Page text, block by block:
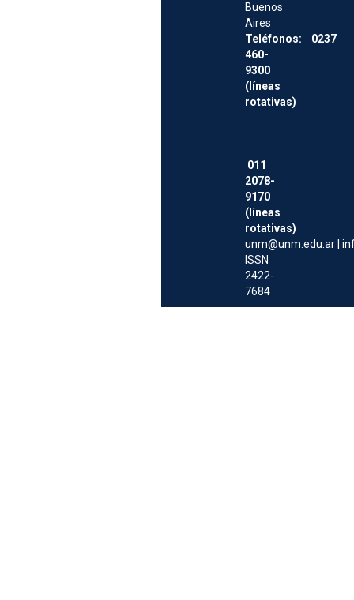
Buenos
Aires
Teléfonos: 0237
460-
9300
(líneas
rotativas)
011
2078-
9170
(líneas
rotativas)
unm@unm.edu.ar |
ISSN
2422-
7684